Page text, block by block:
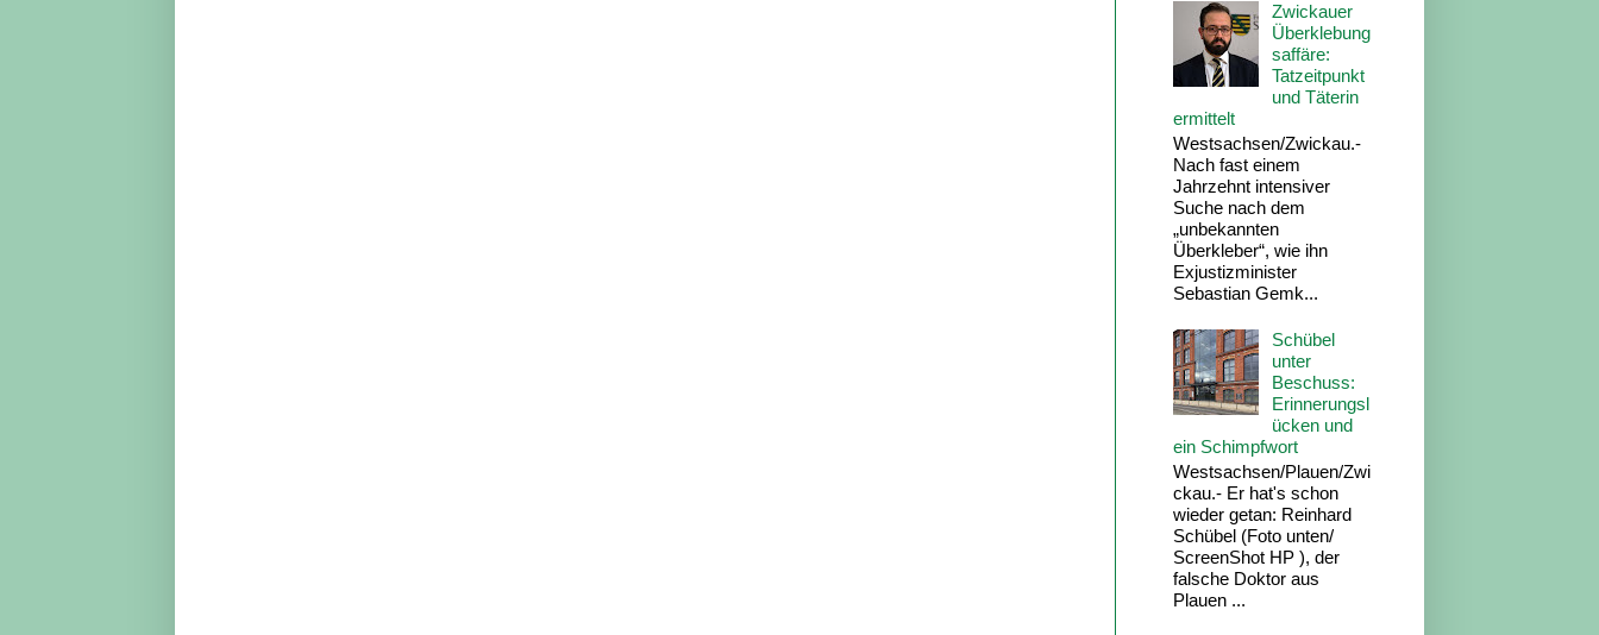
Zwickauer
Überklebung
saffäre:
Tatzeitpunkt
und Täterin
ermittelt
Westsachsen/Zwickau.-
Nach fast einem
Jahrzehnt intensiver
Suche nach dem
„unbekannten
Überkleber“, wie ihn
Exjustizminister
Sebastian Gemk...
Schübel
unter
Beschuss:
Erinnerungsl
ücken und
ein Schimpfwort
Westsachsen/Plauen/Zwi
ckau.- Er hat's schon
wieder getan: Reinhard
Schübel (Foto unten/
ScreenShot HP ), der
falsche Doktor aus
Plauen ...